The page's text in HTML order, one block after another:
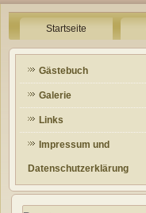
Startseite
Gästebuch
Galerie
Links
Impressum und
Datenschutzerklärung